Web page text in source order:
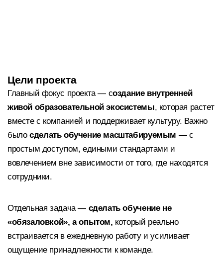
Цели проекта
Главный фокус проекта — создание внутренней
живой образовательной экосистемы, которая растет
вместе с компанией и поддерживает культуру. Важно
былосделать обучение масштабируемым — с
простым доступом, едиными стандартами и
вовлечением вне зависимости от того, где находятся
сотрудники.
Отдельная задача — сделать обучение не
«обязаловкой», а опытом, который реально
встраивается в ежедневную работу и усиливает
ощущение принадлежности к команде.